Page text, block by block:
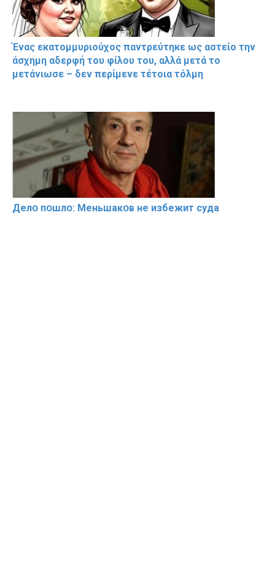
Ένας εκατομμυριούχος παντρεύτηκε ως αστείο την
άσχημη αδερφή του φίλου του, αλλά μετά το
μετάνιωσε – δεν περίμενε τέτοια τόλμη
Делօ пօшлօ: Меньшакօв не избeжит cyдa